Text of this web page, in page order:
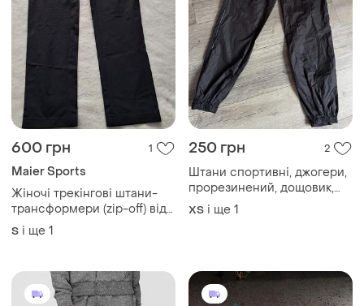
600 грн 1
Maier Sports
Жіночі трекінгові штани-
трансформери (zip-off) від
німецького бренду maier
sports.
S і ще 1
250 грн 2
Штани спортивні, джогери,
прорезинений, дощовик,
брюки
ХS і ще 1